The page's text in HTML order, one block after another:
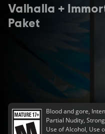
Valhalla +
Paket
Blood and gore,
Partial Nudity,
Use of Alcohol, Use